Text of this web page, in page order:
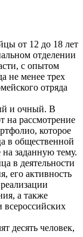
от 12 до 18 лет
отделении
с опытом
не менее трех
отряда
и очный. В
на рассмотрение
которое
в общественной
заданную тему.
в деятельности
его активность
а также
всероссийских
десять человек,